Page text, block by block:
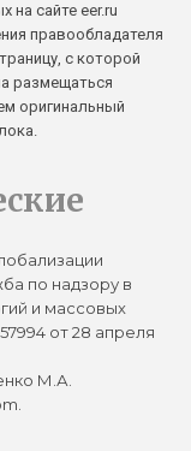
на сайте eer.ru
правообладателя
с которой
размещаться
оригинальный
по надзору в
и массовых
от 28 апреля
М.А.